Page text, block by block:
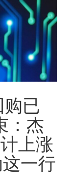
已
：杰
上涨
一行